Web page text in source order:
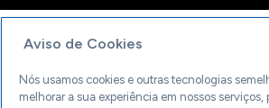
Aviso de Cookies
Nós usamos cookies e outras tecnologias
melhorar a sua experiência em nossos serviços,